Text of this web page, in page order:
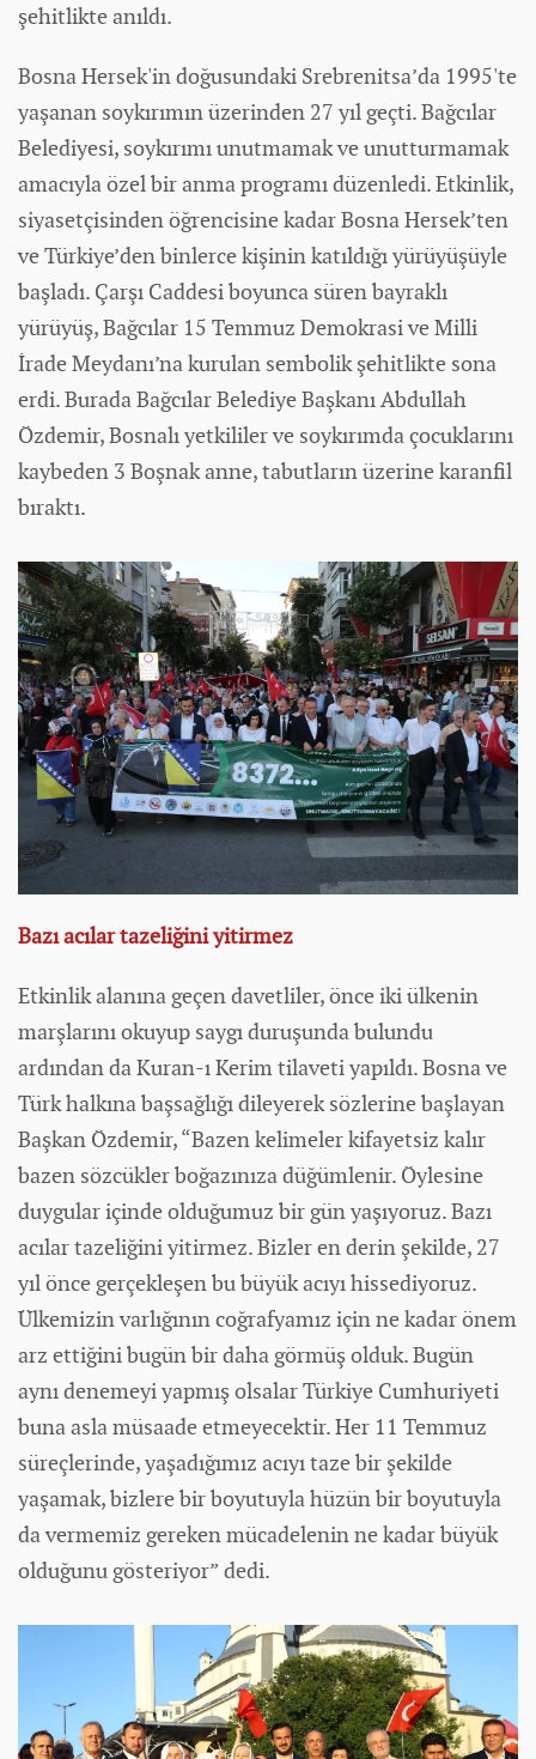
şehitlikte anıldı.
Bosna Hersek'in doğusundaki Srebrenitsa’da 1995'te
yaşanan soykırımın üzerinden 27 yıl geçti. Bağcılar
Belediyesi, soykırımı unutmamak ve unutturmamak
amacıyla özel bir anma programı düzenledi. Etkinlik,
siyasetçisinden öğrencisine kadar Bosna Hersek’ten
ve Türkiye’den binlerce kişinin katıldığı yürüyüşüyle
başladı. Çarşı Caddesi boyunca süren bayraklı
yürüyüş, Bağcılar 15 Temmuz Demokrasi ve Milli
İrade Meydanı’na kurulan sembolik şehitlikte sona
erdi. Burada Bağcılar Belediye Başkanı Abdullah
Özdemir, Bosnalı yetkililer ve soykırımda çocuklarını
kaybeden 3 Boşnak anne, tabutların üzerine karanfil
bıraktı.
Bazı acılar tazeliğini yitirmez
Etkinlik alanına geçen davetliler, önce iki ülkenin
marşlarını okuyup saygı duruşunda bulundu
ardından da Kuran-ı Kerim tilaveti yapıldı. Bosna ve
Türk halkına başsağlığı dileyerek sözlerine başlayan
Başkan Özdemir, “Bazen kelimeler kifayetsiz kalır
bazen sözcükler boğazınıza düğümlenir. Öylesine
duygular içinde olduğumuz bir gün yaşıyoruz. Bazı
acılar tazeliğini yitirmez. Bizler en derin şekilde, 27
yıl önce gerçekleşen bu büyük acıyı hissediyoruz.
Ülkemizin varlığının coğrafyamız için ne kadar önem
arz ettiğini bugün bir daha görmüş olduk. Bugün
aynı denemeyi yapmış olsalar Türkiye Cumhuriyeti
buna asla müsaade etmeyecektir. Her 11 Temmuz
süreçlerinde, yaşadığımız acıyı taze bir şekilde
yaşamak, bizlere bir boyutuyla hüzün bir boyutuyla
da vermemiz gereken mücadelenin ne kadar büyük
olduğunu gösteriyor” dedi.